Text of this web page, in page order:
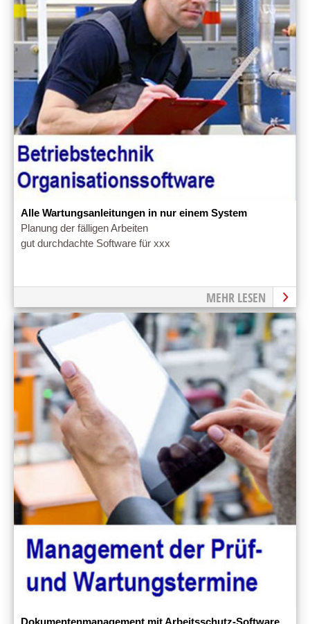
Alle Wartungsanleitungen in nur einem System
Planung der fälligen Arbeiten
gut durchdachte Software für xxx
MEHR LESEN
Dokumentenmanagement mit Arbeitsschutz-Software